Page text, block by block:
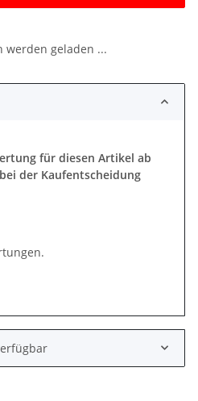
werden geladen ...
für diesen Artikel ab
der Kaufentscheidung